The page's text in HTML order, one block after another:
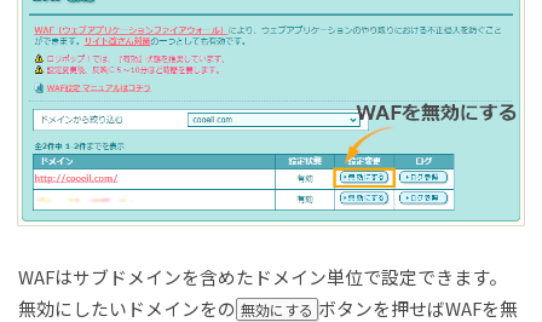
WAFはサブドメインを含めたドメイン単位で設定できます。
無効にしたいドメインをの 無効にする ボタンを押せばWAFを無